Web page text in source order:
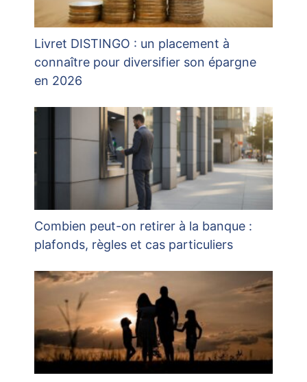
Livret DISTINGO : un placement à
connaître pour diversifier son épargne
en 2026
Combien peut-on retirer à la banque :
plafonds, règles et cas particuliers